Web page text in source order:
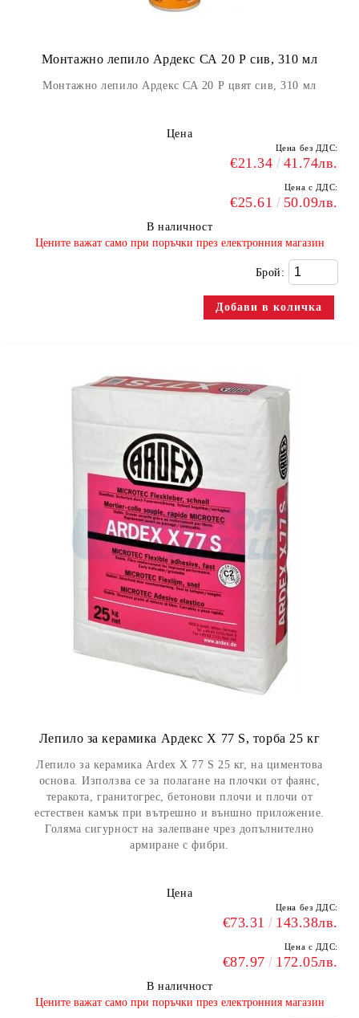
Монтажно лепило Ардекс СА 20 Р сив, 310 мл
Монтажно лепило Ардекс СА 20 Р цвят сив, 310 мл
Цена
Цена без ДДС:
€21.34 41.74лв.
Цена с ДДС:
€25.61 50.09лв.
В наличност
​Цените важат само при поръчки през електронния магазин
Брой:
Лепило за керамика Ардекс X 77 S, торба 25 кг
Лепило за керамика Ardex X 77 S 25 кг, на циментова
основа. Използва се за полагане на плочки от фаянс,
теракота, гранитогрес, бетонови плочи и плочи от
естествен камък при вътрешно и външно приложение.
Голяма сигурност на залепване чрез допълнително
армиране с фибри.
Цена
Цена без ДДС:
€73.31 143.38лв.
Цена с ДДС:
€87.97 172.05лв.
В наличност
​Цените важат само при поръчки през електронния магазин